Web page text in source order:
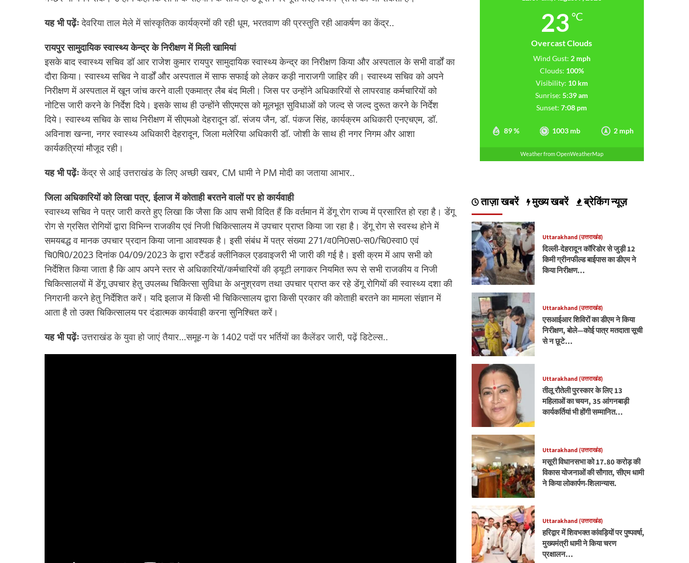
यह भी पढ़ेंः देवरिया ताल मेले में सांस्कृतिक कार्यक्रमों की रही धूम, भरतवाण की प्रस्तुति रही आकर्षण का केंद्र..
रायपुर सामुदायिक स्वास्थ्य केन्द्र के निरीक्षण में मिली खामियां
इसके बाद स्वास्थ्य सचिव डॉ आर राजेश कुमार रायपुर सामुदायिक स्वास्थ्य केन्द्र का निरीक्षण किया और अस्पताल के सभी वार्डों का
दौरा किया। स्वास्थ्य सचिव ने वार्डों और अस्पताल में साफ सफाई को लेकर कड़ी नाराजगी जाहिर की। स्वास्थ्य सचिव को अपने
निरीक्षण में अस्पताल में खून जांच करने वाली एकमात्र लैब बंद मिली। जिस पर उन्होंने अधिकारियों से लापरवाह कर्मचारियों को
नोटिस जारी करने के निर्देश दिये। इसके साथ ही उन्होंने सीएमएस को मूलभूत सुविधाओं को जल्द से जल्द दुरूत करने के निर्देश
दिये। स्वास्थ्य सचिव के साथ निरीक्षण में सीएमओ देहरादून डॉ. संजय जैन, डॉ. पंकज सिंह, कार्यक्रम अधिकारी एनएचएम, डॉ.
अविनाश खन्ना, नगर स्वास्थ्य अधिकारी देहरादून, जिला मलेरिया अधिकारी डॉ. जोशी के साथ ही नगर निगम और आशा
कार्यकत्रियां मौजूद रही।
यह भी पढ़ेंः केंद्र से आई उत्तराखंड के लिए अच्छी खबर, CM धामी ने PM मोदी का जताया आभार..
जिला अधिकारियों को लिखा पत्र, ईलाज में कोताही बरतने वालों पर हो कार्यवाही
स्वास्थ्य सचिव ने पत्र जारी करते हुए लिखा कि जैसा कि आप सभी विदित हैं कि वर्तमान में डेंगू रोग राज्य में प्रसारित हो रहा है। डेंगू
रोग से ग्रसित रोगियों द्वारा विभिन्न राजकीय एवं निजी चिकित्सालय में उपचार प्राप्त किया जा रहा है। डेंगू रोग से स्वस्थ होने में
समयबद्ध व मानक उपचार प्रदान किया जाना आवश्यक है। इसी संबंध में पत्र संख्या 271/व0नि0स0-स0/चि0स्वा0 एवं
चि0षि0/2023 दिनांक 04/09/2023 के द्वारा स्टैंडर्ड क्लीनिकल एडवाइजरी भी जारी की गई है। इसी क्रम में आप सभी को
निर्देशित किया जाता है कि आप अपने स्तर से अधिकारियों/कर्मचारियों की ड्यूटी लगाकर नियमित रूप से सभी राजकीय व निजी
चिकित्सालयों में डेंगू उपचार हेतु उपलब्ध चिकित्सा सुविधा के अनुश्रवण तथा उपचार प्राप्त कर रहे डेंगू रोगियों की स्वास्थ्य दशा की
निगरानी करने हेतु निर्देशित करें। यदि इलाज में किसी भी चिकित्सालय द्वारा किसी प्रकार की कोताही बरतने का मामला संज्ञान में
आता है तो उक्त चिकित्सालय पर दंडात्मक कार्यवाही करना सुनिश्चित करें।
यह भी पढ़ेंः उत्तराखंड के युवा हो जाएं तैयार…समूह-ग के 1402 पदों पर भर्तियों का कैलेंडर जारी, पढ़ें डिटेल्स..
23 °C
Overcast Clouds
89 % 1003 mb 2 mph
Wind Gust: 2 mph
Clouds: 100%
Visibility: 10 km
Sunrise: 5:39 am
Sunset: 7:08 pm
Weather from OpenWeatherMap
ताज़ा खबरें मुख्य खबरें ब्रेकिंग न्यूज़
Uttarakhand (उत्तराखंड)
दिल्ली-देहरादून कॉरिडोर से जुड़ी 12
किमी ग्रीनफील्ड बाईपास का डीएम ने
किया निरीक्षण…
Uttarakhand (उत्तराखंड)
एसआईआर शिविरों का डीएम ने किया
निरीक्षण, बोले—कोई पात्र मतदाता सूची
से न छूटे…
Uttarakhand (उत्तराखंड)
तीलू रौतेली पुरस्कार के लिए 13
महिलाओं का चयन, 35 आंगनबाड़ी
कार्यकर्तियां भी होंगी सम्मानित…
Uttarakhand (उत्तराखंड)
मसूरी विधानसभा को 17.80 करोड़ की
विकास योजनाओं की सौगात, सीएम धामी
ने किया लोकार्पण-शिलान्यास.
Uttarakhand (उत्तराखंड)
हरिद्वार में शिवभक्त कांवड़ियों पर पुष्पवर्षा,
मुख्यमंत्री धामी ने किया चरण
प्रक्षालन…